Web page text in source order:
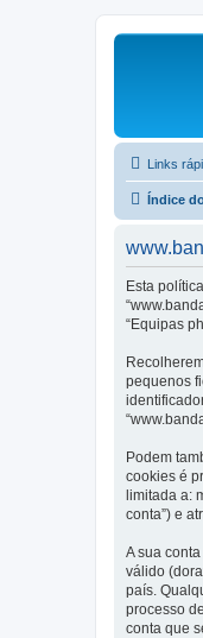
Links
Índice
Esta
“Equipas
pequenos
Podem
cookies é
limitada a:
conta”) e
A sua
válido
país.
processo
conta que